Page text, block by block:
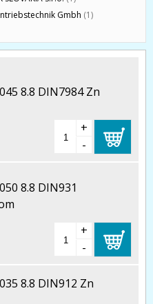
Gmbh (1)
8.8 DIN7984 Zn
+
-
8.8 DIN931
+
-
8.8 DIN912 Zn